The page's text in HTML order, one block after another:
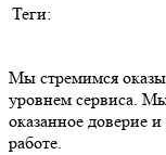
Теги:
Мы стремимся
уровнем сервиса.
оказанное доверие
работе.